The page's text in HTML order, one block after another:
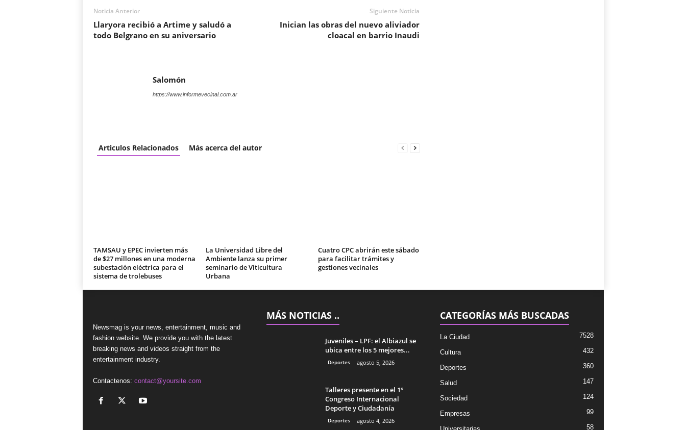
Noticia Anterior
Llaryora recibió a Artime y saludó a
todo Belgrano en su aniversario
Siguiente Noticia
Inician las obras del nuevo aliviador
cloacal en barrio Inaudi
Salomón
https://www.informevecinal.com.ar
Articulos Relacionados Más acerca del autor
TAMSAU y EPEC invierten más
de $27 millones en una moderna
subestación eléctrica para el
sistema de trolebuses
La Universidad Libre del
Ambiente lanza su primer
seminario de Viticultura
Urbana
Cuatro CPC abrirán este sábado
para facilitar trámites y
gestiones vecinales
Newsmag is your news, entertainment, music and
fashion website. We provide you with the latest
breaking news and videos straight from the
entertainment industry.
Contactenos: contact@yoursite.com
MÁS NOTICIAS ..
Juveniles – LPF: el Albiazul se
ubica entre los 5 mejores...
Deportes agosto 5, 2026
Talleres presente en el 1°
Congreso Internacional
Deporte y Ciudadanía
Deportes agosto 4, 2026
CATEGORÍAS MÁS BUSCADAS
La Ciudad 7528
Cultura 432
Deportes 360
Salud 147
Sociedad 124
Empresas 99
58